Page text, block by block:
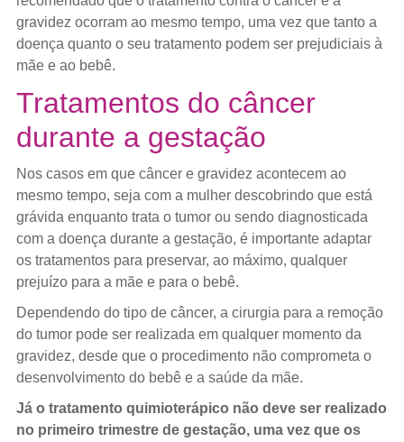
gravidez ocorram ao mesmo tempo, uma vez que tanto a
doença quanto o seu tratamento podem ser prejudiciais à
mãe e ao bebê.
Tratamentos do câncer
durante a gestação
Nos casos em que câncer e gravidez acontecem ao
mesmo tempo, seja com a mulher descobrindo que está
grávida enquanto trata o tumor ou sendo diagnosticada
com a doença durante a gestação, é importante adaptar
os tratamentos para preservar, ao máximo, qualquer
prejuízo para a mãe e para o bebê.
Dependendo do tipo de câncer, a cirurgia para a remoção
do tumor pode ser realizada em qualquer momento da
gravidez, desde que o procedimento não comprometa o
desenvolvimento do bebê e a saúde da mãe.
Já o tratamento quimioterápico não deve ser realizado
no primeiro trimestre de gestação, uma vez que os